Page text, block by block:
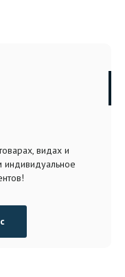
видах и
индивидуальное